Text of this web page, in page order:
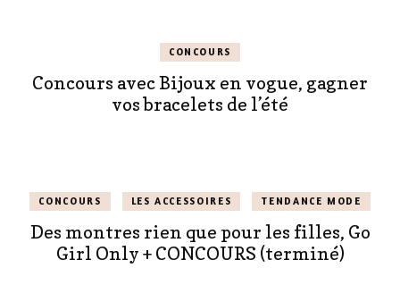
CONCOURS
Concours avec Bijoux en vogue, gagner
vos bracelets de l’été
CONCOURS LES ACCESSOIRES TENDANCE MODE
Des montres rien que pour les filles, Go
Girl Only + CONCOURS (terminé)